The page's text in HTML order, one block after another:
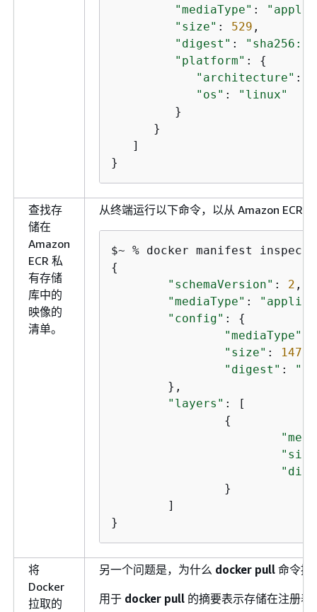
"mediaType" :
"size" : 529 ,
"digest" :
"platform" : {
"architecture" :
"os" :
"linux"
         }
      }
   ]
}
查找存
储在
Amazon
ECR 私
有存储
库中的
映像的
清单。
从终端运行以下命令，以从 Amazon ECR
$~ % docker manifest inspect
{
"schemaVersion" : 2 ,
"mediaType" :
"config" : {
"mediaType"
"size" : 1477
"digest" :
"layers" : [
{
}
将
Docker
拉取的
另一个问题是，为什么 docker pull 命令提
用于 docker pull 的摘要表示存储在注册